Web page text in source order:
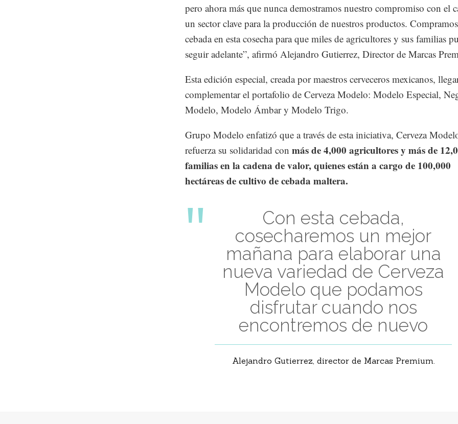
pero ahora más que nunca demostramos nuestro compromiso con el
un sector clave para la producción de nuestros productos.
cebada en esta cosecha para que miles de agricultores y sus familias
seguir adelante”, afirmó Alejandro Gutierrez, Director de Marcas
Esta edición especial, creada por maestros cerveceros mexicanos,
complementar el portafolio de Cerveza Modelo: Modelo Especial,
Modelo, Modelo Ámbar y Modelo Trigo.
Grupo Modelo enfatizó que a través de esta iniciativa, Cerveza
refuerza su solidaridad con más de 4,000 agricultores y más de
familias en la cadena de valor, quienes están a cargo de 100,000
hectáreas de cultivo de cebada maltera.
Con esta cebada,
cosecharemos un mejor
mañana para elaborar una
nueva variedad de Cerveza
Modelo que podamos
disfrutar cuando nos
encontremos de nuevo
Alejandro Gutierrez, director de Marcas Premium.